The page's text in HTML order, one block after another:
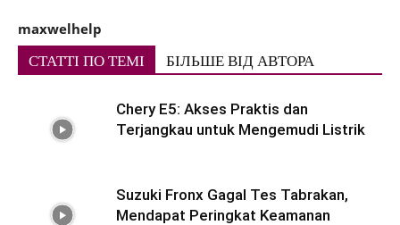
maxwelhelp
СТАТТІ ПО ТЕМІ БІЛЬШЕ ВІД АВТОРА
Chery E5: Akses Praktis dan
Terjangkau untuk Mengemudi Listrik
Suzuki Fronx Gagal Tes Tabrakan,
Mendapat Peringkat Keamanan